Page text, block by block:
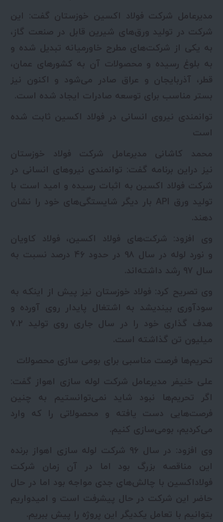
مدیرعامل شرکت فولاد اکسین خوزستان گفت: این
شرکت در تولید ورق‌های شیرین قابل در صنعت گاز،
به یکی از شرکت‌های مطرح خاورمیانه تبدیل شده و
به بلوغ رسیده و محصولات آن به کشورهای عمان،
قطر، آذربایجان و عراق صادر می‌شود و اکنون نیز
بستر مناسب برای توسعه صادرات ایجاد شده است.
‌توانمندی نیروی انسانی در فولاد اکسین ثابت شده
است
محمد کاشانی مدیرعامل شرکت فولاد خوزستان
نیز دراین برنامه گفت: توانمندی نیروهای انسانی در
شرکت فولاد اکسین به اثبات رسیده و امید است با
تولید ورق API بار دیگر شایستگی‌های خود را نشان
دهند.
وی افزود: شرکت‌های فولاد اکسین، فولاد کاویان
و نورد لوله در سال ۹۸ در حدود ۴۶ درصد نسبت به
سال ۹۷ رشد داشته‌اند.
وی تصریح کرد: فولاد خوزستان نیز پیش از اینکه به
سودآوری بیندیشد به اشتغال پایدار روی آورده و
هدف گذاری خود را در سال جاری روی تولید ۷.۲
میلیون تن گذاشته است.
تحریم‌ها فرصت مناسبی برای بومی سازی محصولات
علی خنیفر مدیرعامل شرکت لوله سازی اهواز گفت:
اگر تحریم‌ها نبود شاید نمی‌توانستیم به چنین
فرصت‌هایی دست یافته و محصولاتی را که وارد
می‌کردیم، بومی‌سازی کنیم.
وی افزود: در سال ۹۶ شرکت لوله سازی اهواز برنده
این مناقصه بزرگ بود اما در آن زمان شرکت
فولاداکسین با چالش‌های جدی مواجه بود اما در حال
حاضر این شرکت در حال پیشرفت است و امیدواریم
بتوانیم با تعامل یکدیگر این پروژه را پیش ببریم.